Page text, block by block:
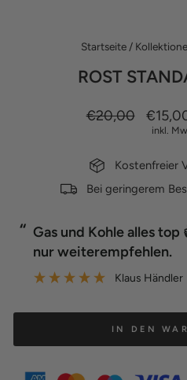
Startseite /
ROST
Normaler
€20,00
inkl.
Kostenfreier
Bei geringerem
“ Top Qualität und erweitert die
Möglichkeiten noch mal
detlev mathia
IN DEN